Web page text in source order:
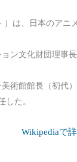
）は、日本のアニ
ン文化財団理事長
術館館長（初代
した。
Wikipediaで